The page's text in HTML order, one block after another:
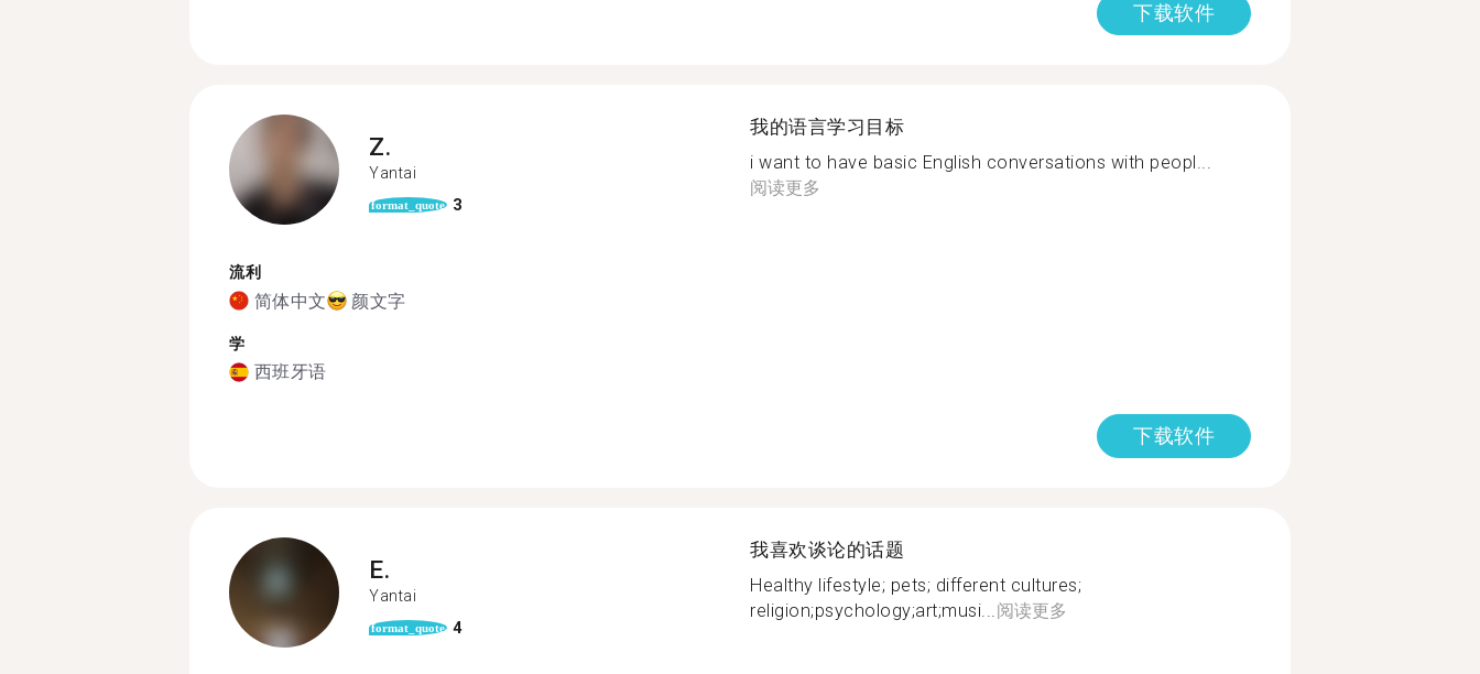
下载软件
Z.
Yantai
format_quote 3
流利
简体中文 颜文字
学
西班牙语
我的语言学习目标
i want to have basic English conversations with peopl...
阅读更多
下载软件
E.
Yantai
format_quote 4
我喜欢谈论的话题
Healthy lifestyle; pets; different cultures;
religion;psychology;art;musi...阅读更多